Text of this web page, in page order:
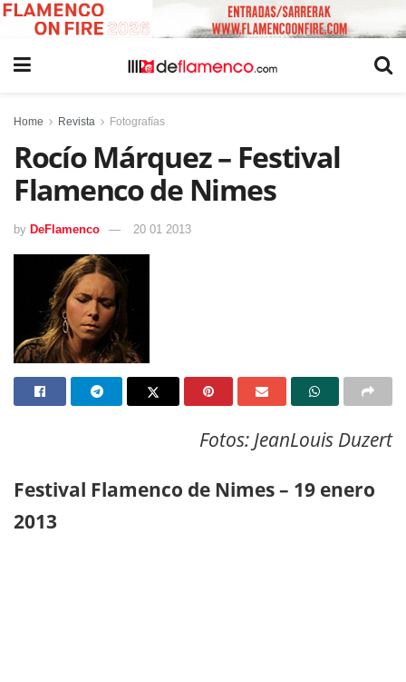
Home Revista Fotografías
Rocío Márquez – Festival
Flamenco de Nimes
by DeFlamenco 20 01 2013
Fotos: JeanLouis Duzert
Festival Flamenco de Nimes – 19 enero
2013